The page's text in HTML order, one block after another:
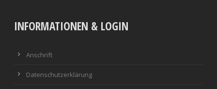
INFORMATIONEN & LOGIN
Anschrift
Datenschutzerklärung